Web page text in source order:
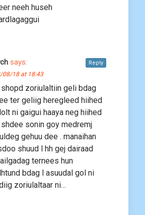
neeh huseh
says:
08/18 at 18:43
zoriulaltiin geli bdag
ter geliig heregleed hiihed
ni gaigui haaya neg hiihed
sonin goy medremj
gehuu dee . manaihan
shuud l hh gej dairaad
ternees hun
bdag l asuudal gol ni
zoriulaltaar ni…
Reply